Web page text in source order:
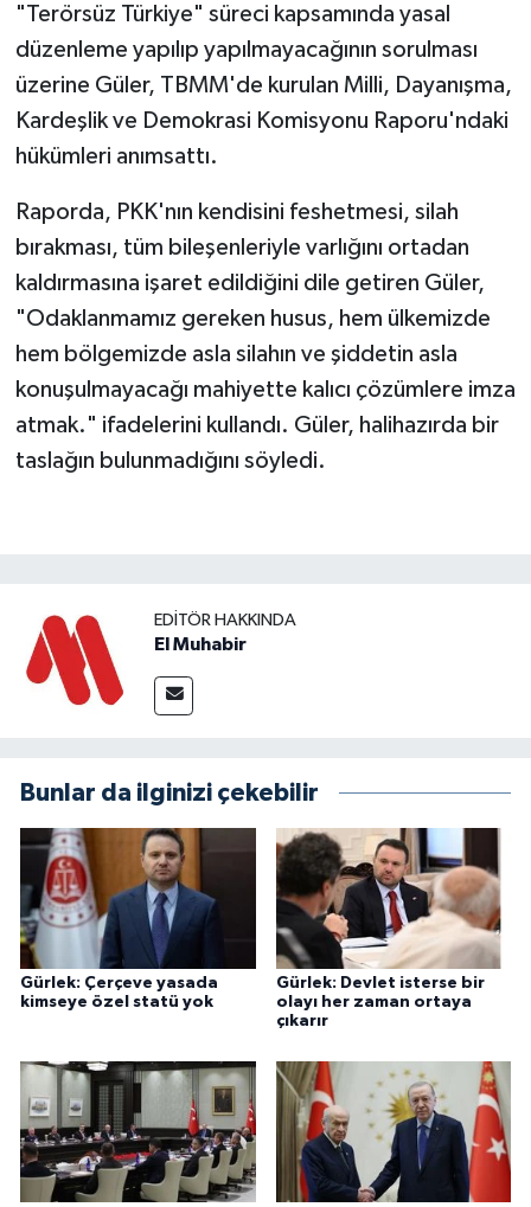
"Terörsüz Türkiye" süreci kapsamında yasal
düzenleme yapılıp yapılmayacağının sorulması
üzerine Güler, TBMM'de kurulan Milli, Dayanışma,
Kardeşlik ve Demokrasi Komisyonu Raporu'ndaki
hükümleri anımsattı.
Raporda, PKK'nın kendisini feshetmesi, silah
bırakması, tüm bileşenleriyle varlığını ortadan
kaldırmasına işaret edildiğini dile getiren Güler,
"Odaklanmamız gereken husus, hem ülkemizde
hem bölgemizde asla silahın ve şiddetin asla
konuşulmayacağı mahiyette kalıcı çözümlere imza
atmak." ifadelerini kullandı. Güler, halihazırda bir
taslağın bulunmadığını söyledi.
EDITÖR HAKKINDA
El Muhabir
Bunlar da ilginizi çekebilir
Gürlek: Çerçeve yasada
kimseye özel statü yok
Gürlek: Devlet isterse bir
olayı her zaman ortaya
çıkarır